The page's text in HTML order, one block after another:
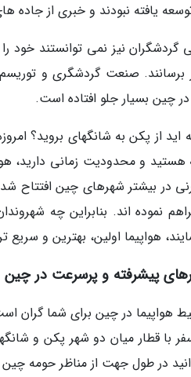
یافته نبودند و خبری از جاده
گردشگران نیز نمی توانستند
صنعت گردشگری و توریسم
چین بسیار جلو افتاده است.
اید از پکن به شانگهای بروید؟
و محدودیت زمانی دارید،
در بیشتر شهرهای چین افتتاح شده
نموده اند. بنابراین چه
هواپیما اولین، بهترین و
پیشرفته و پرسرعت در چین
هواپیما در چین برای شما گران
با قطار میان دو شهر پکن و
در طول جهت از مناظر حومه چین